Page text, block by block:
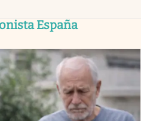
España